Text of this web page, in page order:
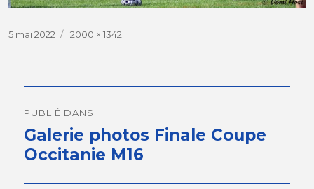
Publié
5 mai 2022
Taille
2000 × 1342
de
l’article
PUBLIÉ DANS
Galerie photos Finale Coupe
Occitanie M16